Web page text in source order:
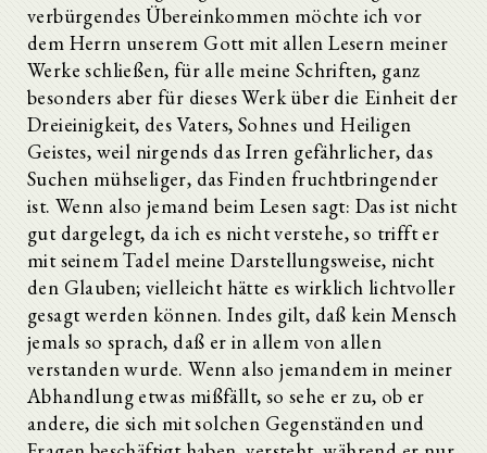
verbürgendes Übereinkommen möchte ich vor
dem Herrn unserem Gott mit allen Lesern meiner
Werke schließen, für alle meine Schriften, ganz
besonders aber für dieses Werk über die Einheit der
Dreieinigkeit, des Vaters, Sohnes und Heiligen
Geistes, weil nirgends das Irren gefährlicher, das
Suchen mühseliger, das Finden fruchtbringender
ist. Wenn also jemand beim Lesen sagt: Das ist nicht
gut dargelegt, da ich es nicht verstehe, so trifft er
mit seinem Tadel meine Darstellungsweise, nicht
den Glauben; vielleicht hätte es wirklich lichtvoller
gesagt werden können. Indes gilt, daß kein Mensch
jemals so sprach, daß er in allem von allen
verstanden wurde. Wenn also jemandem in meiner
Abhandlung etwas mißfällt, so sehe er zu, ob er
andere, die sich mit solchen Gegenständen und